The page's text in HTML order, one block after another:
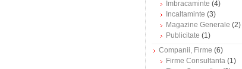
Imbracaminte (4)
Incaltaminte (3)
Magazine Generale (2)
Publicitate (1)
Companii, Firme (6)
Firme Consultanta (1)